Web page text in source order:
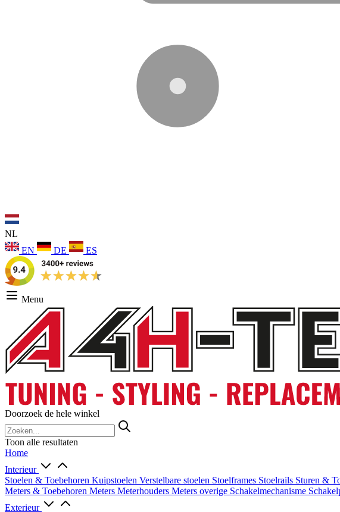
NL
EN
DE ES
Menu
Doorzoek de hele winkel
Toon alle resultaten
Home
Interieur
Stoelen & Toebehoren Kuipstoelen Verstelbare stoelen Stoelframes Stoelrails Sturen &
Meters & Toebehoren Meters Meterhouders Meters overige Schakelmechanisme
Exterieur